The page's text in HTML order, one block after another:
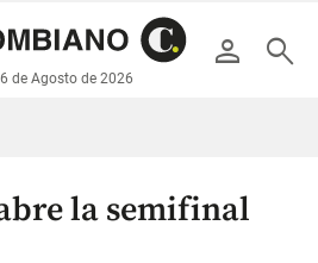
person search
6 de Agosto de 2026
la semifinal